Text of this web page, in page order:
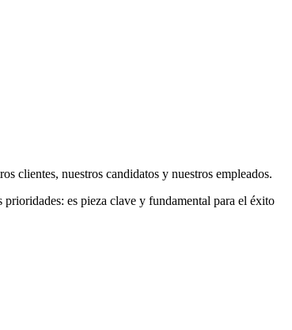
clientes, nuestros candidatos y nuestros empleados.
es pieza clave y fundamental para el éxito